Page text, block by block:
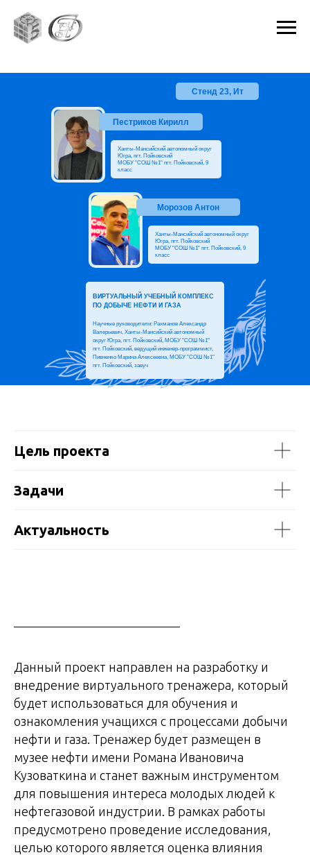
Пестриков Кирилл
Стенд 23, Ит
Ханты-Мансийский автономный округ
Югра, пгт. Пойковский
МОБУ "СОШ №1" пгт. Пойковский, 9
класс
ВИРТУАЛЬНЫЙ УЧЕБНЫЙ КОМПЛЕКС
ПО ДОБЫЧЕ НЕФТИ И ГАЗА
Научные руководители: Рахманов Александр
Валерьевич, Ханты-Мансийский автономный
округ Югра, пгт. Пойковский, МОБУ "СОШ №1"
пгт. Пойковский, ведущий инженер-программист,
Пивненко Марина Алексеевна, МОБУ "СОШ №1"
пгт. Пойковский, завуч
Морозов Антон
Ханты-Мансийский автономный округ
Югра, пгт. Пойковский
МОБУ "СОШ №1" пгт. Пойковский, 9
класс
Цель проекта
Задачи
Актуальность
Данный проект направлен на разработку и
внедрение виртуального тренажера, который
будет использоваться для обучения и
ознакомления учащихся с процессами добычи
нефти и газа. Тренажер будет размещен в
музее нефти имени Романа Ивановича
Кузоваткина и станет важным инструментом
для повышения интереса молодых людей к
нефтегазовой индустрии. В рамках работы
предусмотрено проведение исследования,
целью которого является оценка влияния